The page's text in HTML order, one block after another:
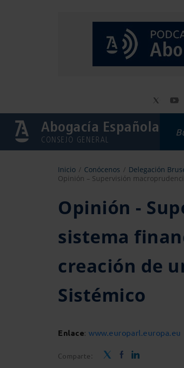
Abogacía Española
CONSEJO GENERAL
Inicio Conócenos Delegación
Opinión – Supervisión
Opinión -
sistema
creación de
Sistémico
Enlace:www.europarl.europa.eu
Comparte: